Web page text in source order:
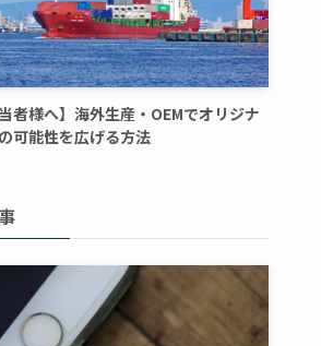
当者様へ】海外生産・OEMでオリジナ
可能性を広げる方法